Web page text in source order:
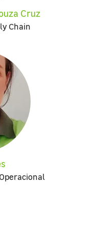
Cruz
Chain